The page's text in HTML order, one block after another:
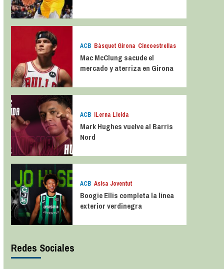
ACB Bàsquet Girona Cincoestrellas
Mac McClung sacude el
mercado y aterriza en Girona
ACB iLerna Lleida
Mark Hughes vuelve al Barris
Nord
ACB Asisa Joventut
Boogie Ellis completa la línea
exterior verdinegra
Redes Sociales